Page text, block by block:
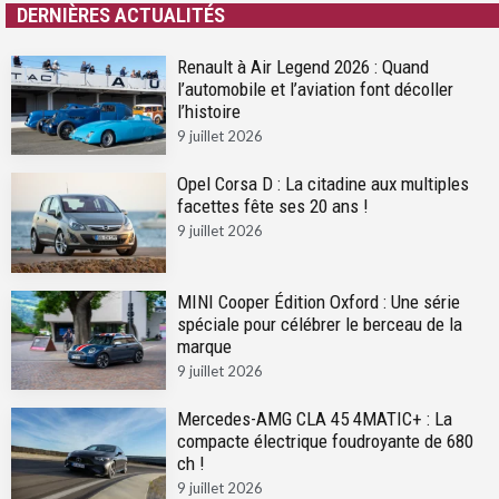
DERNIÈRES ACTUALITÉS
Renault à Air Legend 2026 : Quand
l’automobile et l’aviation font décoller
l’histoire
9 juillet 2026
Opel Corsa D : La citadine aux multiples
facettes fête ses 20 ans !
9 juillet 2026
MINI Cooper Édition Oxford : Une série
spéciale pour célébrer le berceau de la
marque
9 juillet 2026
Mercedes-AMG CLA 45 4MATIC+ : La
compacte électrique foudroyante de 680
ch !
9 juillet 2026